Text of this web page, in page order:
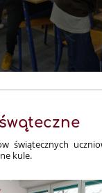
świątecznych
kule.